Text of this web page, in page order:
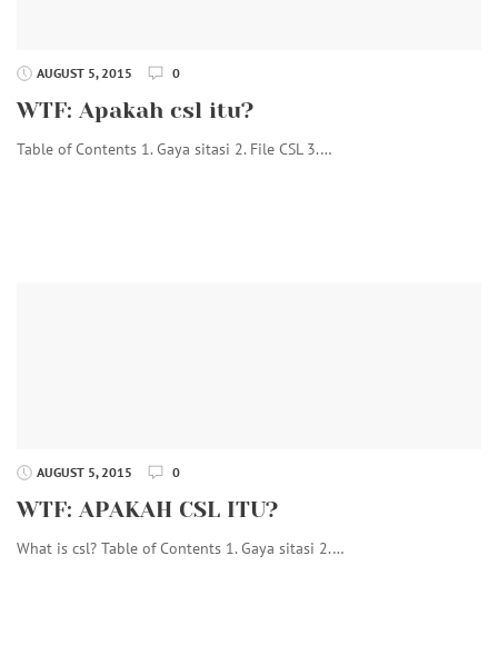
AUGUST 5, 2015 0
WTF: Apakah csl itu?
Table of Contents 1. Gaya sitasi 2. File CSL 3.…
AUGUST 5, 2015 0
WTF: APAKAH CSL ITU?
What is csl? Table of Contents 1. Gaya sitasi 2.…